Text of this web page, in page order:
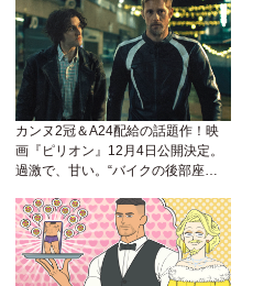
カンヌ2冠＆A24配給の話題作！映
画『ピリオン』12月4日公開決定。
過激で、甘い。“バイクの後部座